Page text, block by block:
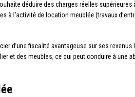
déduire des charges réelles supérieures
à l’activité de location meublée (travaux
d’une fiscalité avantageuse sur ses
et des meubles, ce qui peut conduire à une